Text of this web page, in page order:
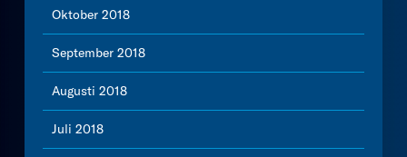
Oktober 2018
September 2018
Augusti 2018
Juli 2018